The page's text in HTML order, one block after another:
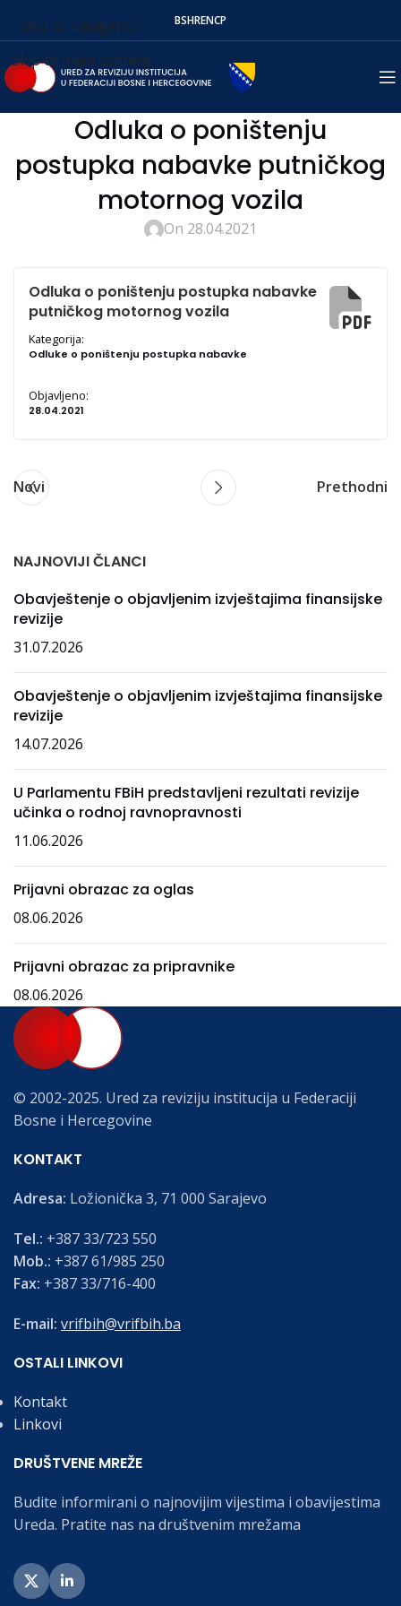
Skip to navigation
Skip to main content
BSHRENСР
Odluka o poništenju
postupka nabavke putničkog
motornog vozila
On 28.04.2021
Odluka o poništenju postupka nabavke
putničkog motornog vozila
Kategorija:
Odluke o poništenju postupka nabavke
Objavljeno:
28.04.2021
Novi Prethodni
NAJNOVIJI ČLANCI
Obavještenje o objavljenim izvještajima finansijske
revizije
31.07.2026
Obavještenje o objavljenim izvještajima finansijske
revizije
14.07.2026
U Parlamentu FBiH predstavljeni rezultati revizije
učinka o rodnoj ravnopravnosti
11.06.2026
Prijavni obrazac za oglas
08.06.2026
Prijavni obrazac za pripravnike
08.06.2026
© 2002-2025. Ured za reviziju institucija u Federaciji
Bosne i Hercegovine
KONTAKT
Adresa: Ložionička 3, 71 000 Sarajevo
Tel.: +387 33/723 550
Mob.: +387 61/985 250
Fax: +387 33/716-400
E-mail: vrifbih@vrifbih.ba
OSTALI LINKOVI
Kontakt
Linkovi
DRUŠTVENE MREŽE
Budite informirani o najnovijim vijestima i obavijestima
Ureda. Pratite nas na društvenim mrežama